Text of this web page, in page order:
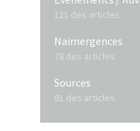
121 des articles
Naimergences
78 des articles
Sources
81 des articles